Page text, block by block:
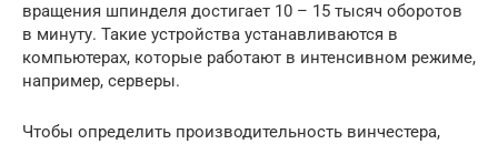
вращения шпинделя достигает 10 – 15 тысяч оборотов
в минуту. Такие устройства устанавливаются в
компьютерах, которые работают в интенсивном режиме,
например, серверы.
Чтобы определить производительность винчестера,